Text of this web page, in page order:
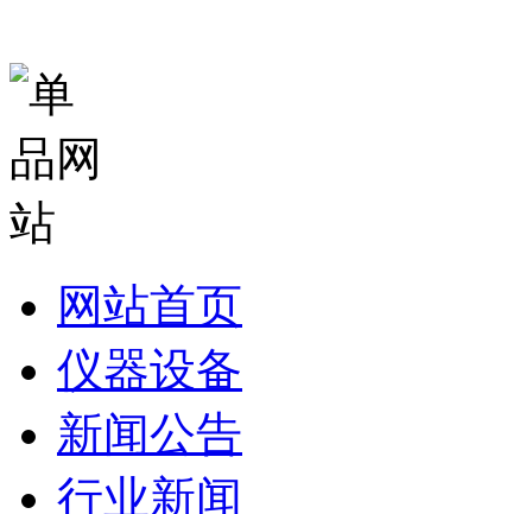
网站首页
仪器设备
新闻公告
行业新闻